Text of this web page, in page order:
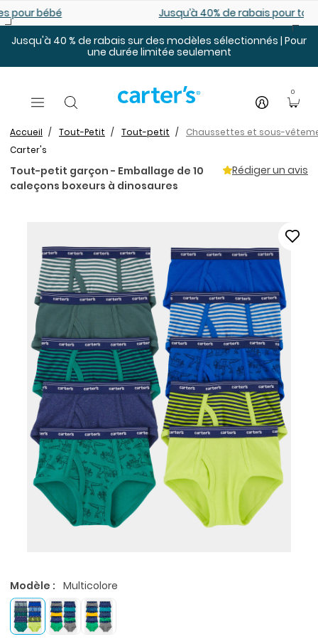
Jusqu’à 40% de rabais pour tout-petits. En ligne
Jusqu'à 40 % de rabais sur des modèles sélectionnés | Pour
une durée limitée seulement
0
Accueil Tout-Petit Tout-petit
Chaussettes et sous-
Carter's
Tout-petit garçon - Emballage de 10
caleçons boxeurs à dinosaures
Rédiger un avis
Modèle : Multicolore